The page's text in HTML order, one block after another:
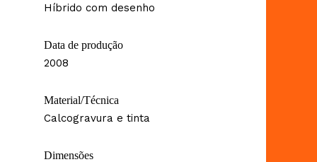
Híbrido com desenho
Data de produção
2008
Material/Técnica
Calcogravura e tinta
Dimensões